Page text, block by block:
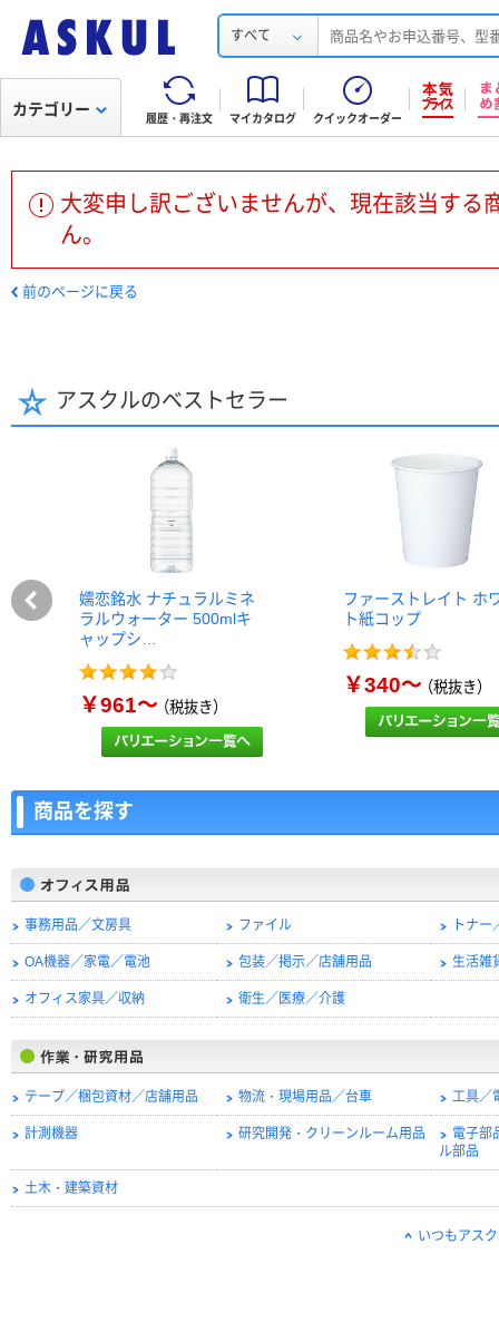
すべて
履歴・再注文 マイカタログ クイックオーダー
カテゴリー
大変申し訳ございませんが、現在該当する
ん。
前のページに戻る
アスクルのベストセラー
嬬恋銘水 ナチュラルミネ
ラルウォーター 500mlキ
ャップシ…
￥961～（税抜き）
ファーストレイト ホ
ト紙コップ
￥340～（税抜き）
商品を探す
事務用品／文房具 ファイル トナ
OA機器／家電／電池 包装／掲示／店舗用品 生活雑
オフィス家具／収納 衛生／医療／介護
テープ／梱包資材／店舗用品 物流・現場用品／台車 工具／
計測機器 研究開発・クリーンルーム用品
電子部
ル部品
土木・建築資材
いつもアス